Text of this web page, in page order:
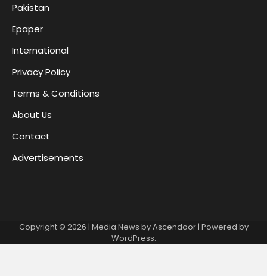
Pakistan
Epaper
International
Privacy Policy
Terms & Conditions
About Us
Contact
Advertisements
Copyright © 2026 | Media News byAscendoor| Powered by
WordPress.